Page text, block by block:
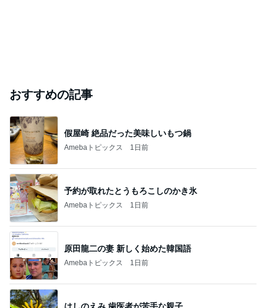
おすすめの記事
假屋崎 絶品だった美味しいもつ鍋
Amebaトピックス 1日前
予約が取れたとうもろこしのかき氷
Amebaトピックス 1日前
原田龍二の妻 新しく始めた韓国語
Amebaトピックス 1日前
はしのえみ 歯医者が苦手な親子